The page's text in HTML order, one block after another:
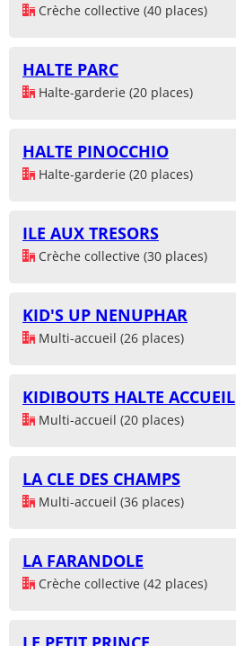
Crèche collective (40 places)
HALTE PARC
Halte-garderie (20 places)
HALTE PINOCCHIO
Halte-garderie (20 places)
ILE AUX TRESORS
Crèche collective (30 places)
KID'S UP NENUPHAR
Multi-accueil (26 places)
KIDIBOUTS HALTE ACCUEIL
Multi-accueil (20 places)
LA CLE DES CHAMPS
Multi-accueil (36 places)
LA FARANDOLE
Crèche collective (42 places)